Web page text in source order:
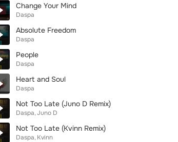
Change Your Mind
Daspa
Absolute Freedom
Daspa
People
Daspa
Heart and Soul
Daspa
Not Too Late (Juno D Remix)
Daspa Juno D
Not Too Late (Kvinn Remix)
Daspa Kvinn